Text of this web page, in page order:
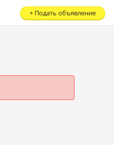
+ Подать объявление